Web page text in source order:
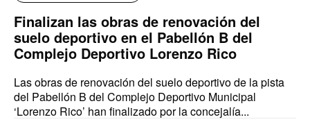
Finalizan las obras de renovación del
suelo deportivo en el Pabellón B del
Complejo Deportivo Lorenzo Rico
Las obras de renovación del suelo deportivo de la pista
del Pabellón B del Complejo Deportivo Municipal
‘Lorenzo Rico’ han finalizado por la concejalía...